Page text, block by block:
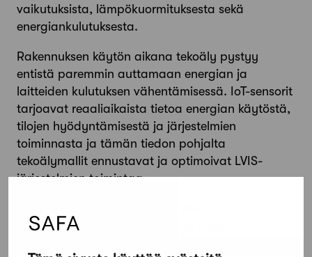
vaikutuksista, lämpökuormituksesta sekä
energiankulutuksesta.
Rakennuksen käytön aikana tekoäly pystyy
entistä paremmin auttamaan energian ja
laitteiden kulutuksen vähentämisessä. IoT-sensorit
tarjoavat reaaliaikaista tietoa energian käytöstä,
tilojen hyödyntämisestä ja järjestelmien
toiminnasta ja tämän tiedon pohjalta
tekoälymallit ennustavat ja optimoivat LVIS-
järjestelmien toimintaa.
lähestymistavan rakennusten ja niiden